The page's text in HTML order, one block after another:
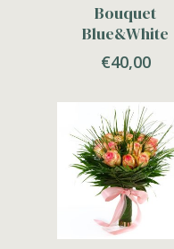
Bouquet
Blue&White
€40,00